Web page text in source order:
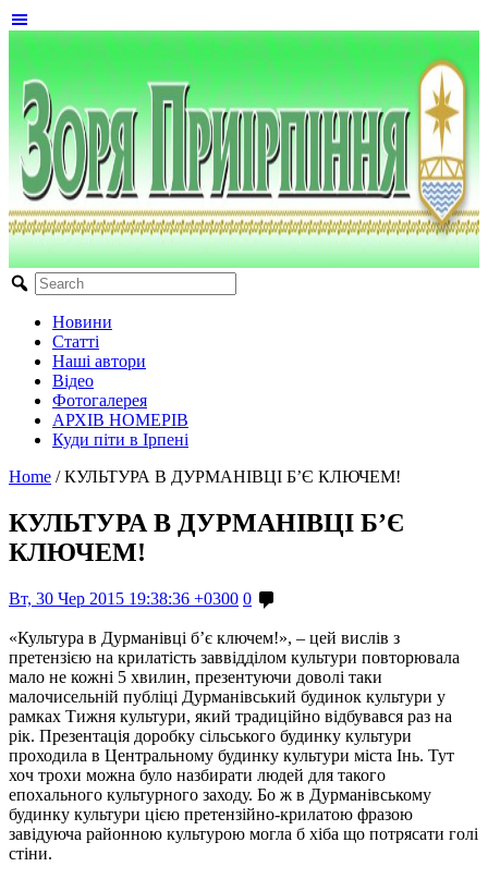
Новини
Статті
Наші автори
Відео
Фотогалерея
АРХІВ НОМЕРІВ
Куди піти в Ірпені
Home / КУЛЬТУРА В ДУРМАНІВЦІ Б’Є КЛЮЧЕМ!
КУЛЬТУРА В ДУРМАНІВЦІ Б’Є
КЛЮЧЕМ!
Вт, 30 Чер 2015 19:38:36 +0300 0
«Культура в Дурманівці б’є ключем!», – цей вислів з
претензією на крилатість заввідділом культури повторювала
мало не кожні 5 хвилин, презентуючи доволі таки
малочисельній публіці Дурманівський будинок культури у
рамках Тижня культури, який традиційно відбувався раз на
рік. Презентація доробку сільського будинку культури
проходила в Центральному будинку культури міста Інь. Тут
хоч трохи можна було назбирати людей для такого
епохального культурного заходу. Бо ж в Дурманівському
будинку культури цією претензійно-крилатою фразою
завідуюча районною культурою могла б хіба що потрясати голі
стіни.